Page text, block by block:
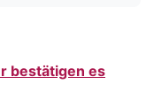
bestätigen es